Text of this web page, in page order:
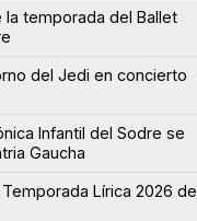
la temporada del Ballet
del Jedi en concierto
Infantil del Sodre se
Gaucha
Temporada Lírica 2026